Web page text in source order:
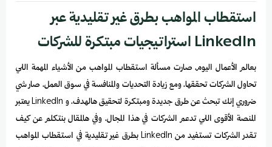
استقطاب المواهب بطرق غير تقليدية عبر
LinkedIn استراتيجيات مبتكرة للشركات
بعالم الأعمال اليوم، صارت مسألة استقطاب المواهب من الأشياء المهمة اللي
تحاول الشركات تحققها، ومع زيادة التحديات والمنافسة في سوق العمل، صار شي
ضروري إنك تبحث عن طرق جديدة ومبتكرة لتحقيق هالهدف، و LinkedIn يعتبر
المنصة الأقوى اللي تدعم الشركات في هذا المجال، وفي هالمقال بنتكلم عن كيف
تقدر الشركات تستفيد من LinkedIn بطرق غير تقليدية في استقطاب المواهب